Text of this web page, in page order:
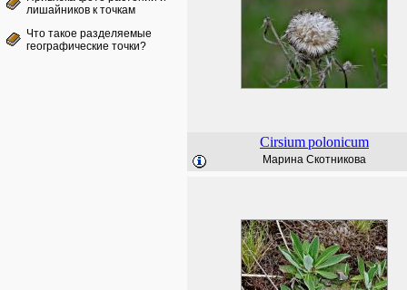
лишайников к точкам
Что такое разделяемые
географические точки?
Cirsiumpolonicum
Марина Скотникова